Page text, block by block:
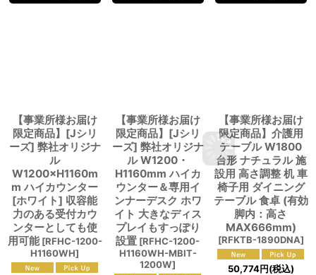
【事業所様お届け
限定商品】[Jシリ
ーズ] 弊社オリジナ
ル
W1200×H1160m
m ハイカウンター
[ホワイト] 収容能
力のある受付カウ
ンターとしても使
用可能 [RFHC-1200-
H1160WH]
【事業所様お届け
限定商品】[Jシリ
ーズ] 弊社オリジナ
ル W1200・
H1160mm ハイカ
ウンター＆専用イ
ンナーデスク ホワ
イト 大きなディス
プレイもすっぽり
設置 [RFHC-1200-
H1160WH-MBIT-
1200W]
【事業所様お届け
限定商品】介護用
テーブル W1800
台形 ナチュラル 施
設用 高さ調整 机 車
椅子用 ダイニング
テーブル 食卓 (有効
脚内：高さ
MAX666mm)
[RFKTB-1890DNA]
50,774円(税込)